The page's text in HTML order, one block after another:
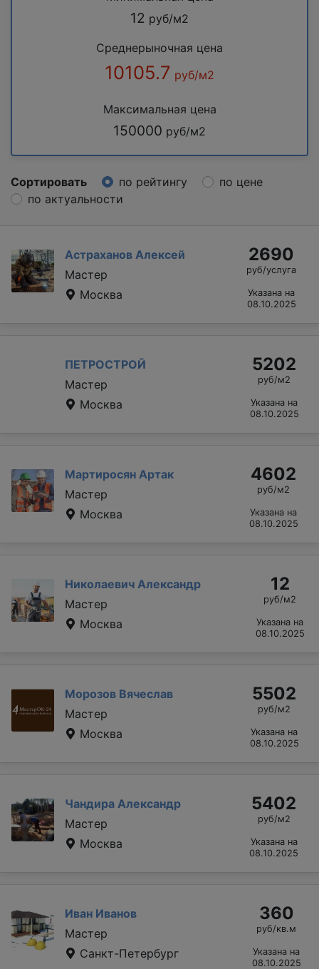
12 руб/м2
Среднерыночная цена
10105.7 руб/м2
Максимальная цена
150000 руб/м2
Сортировать по рейтингу
по цене
по актуальности
Астраханов Алексей
Мастер
Москва
2690
руб/услуга
Указана на
08.10.2025
ПЕТРОСТРОЙ
Мастер
Москва
5202
руб/м2
Указана на
08.10.2025
Мартиросян Артак
Мастер
Москва
4602
руб/м2
Указана на
08.10.2025
Николаевич Александр
Мастер
Москва
12
руб/м2
Указана на
08.10.2025
Морозов Вячеслав
Мастер
Москва
5502
руб/м2
Указана на
08.10.2025
Чандира Александр
Мастер
Москва
5402
руб/м2
Указана на
08.10.2025
Иван Иванов
Мастер
Санкт-Петербург
360
руб/кв.м
Указана на
08.10.2025